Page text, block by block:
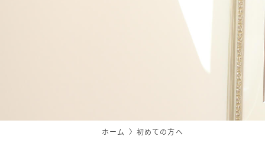
ホーム 初めての方へ